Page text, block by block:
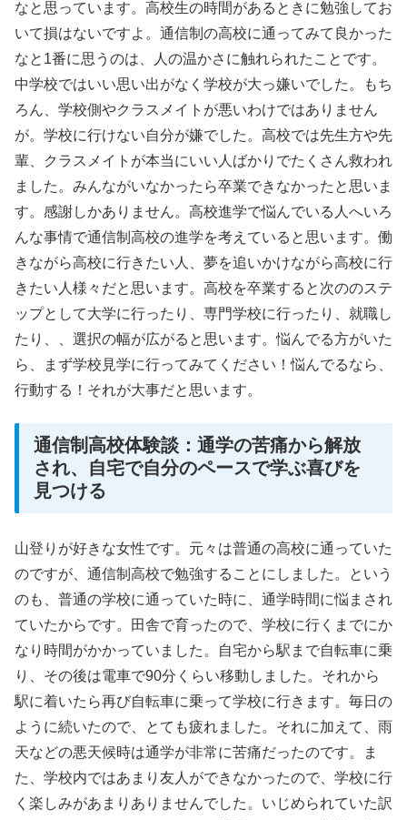
なと思っています。高校生の時間があるときに勉強してお
いて損はないですよ。通信制の高校に通ってみて良かった
なと1番に思うのは、人の温かさに触れられたことです。
中学校ではいい思い出がなく学校が大っ嫌いでした。もち
ろん、学校側やクラスメイトが悪いわけではありません
が。学校に行けない自分が嫌でした。高校では先生方や先
輩、クラスメイトが本当にいい人ばかりでたくさん救われ
ました。みんながいなかったら卒業できなかったと思いま
す。感謝しかありません。高校進学で悩んでいる人へいろ
んな事情で通信制高校の進学を考えていると思います。働
きながら高校に行きたい人、夢を追いかけながら高校に行
きたい人様々だと思います。高校を卒業すると次ののステ
ップとして大学に行ったり、専門学校に行ったり、就職し
たり、、選択の幅が広がると思います。悩んでる方がいた
ら、まず学校見学に行ってみてください！悩んでるなら、
行動する！それが大事だと思います。
通信制高校体験談：通学の苦痛から解放
され、自宅で自分のペースで学ぶ喜びを
見つける
山登りが好きな女性です。元々は普通の高校に通っていた
のですが、通信制高校で勉強することにしました。という
のも、普通の学校に通っていた時に、通学時間に悩まされ
ていたからです。田舎で育ったので、学校に行くまでにか
なり時間がかかっていました。自宅から駅まで自転車に乗
り、その後は電車で90分くらい移動しました。それから
駅に着いたら再び自転車に乗って学校に行きます。毎日の
ように続いたので、とても疲れました。それに加えて、雨
天などの悪天候時は通学が非常に苦痛だったのです。ま
た、学校内ではあまり友人ができなかったので、学校に行
く楽しみがあまりありませんでした。いじめられていた訳